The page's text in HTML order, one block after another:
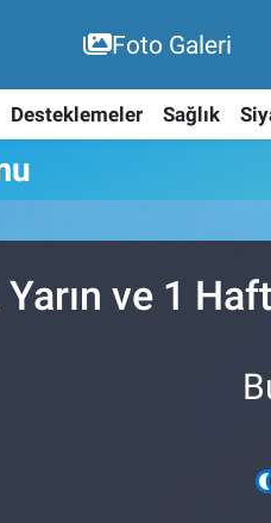
Foto Galeri
Desteklemeler Sağlık
ve 1